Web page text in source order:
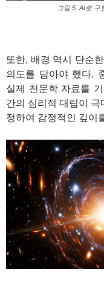
그림 5. AI로
또한, 배경 역시 단순
의도를 담아야 했다.
실제 천문학 자료를
간의 심리적 대립이
정하여 감정적인 깊이